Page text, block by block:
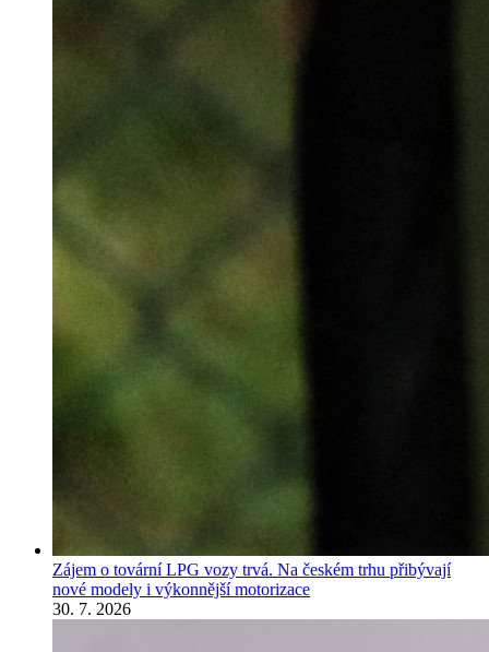
Zájem o tovární LPG vozy trvá. Na českém trhu přibývají
nové modely i výkonnější motorizace
30. 7. 2026